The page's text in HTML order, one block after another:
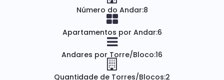
Número do Andar:8
Apartamentos por Andar:6
Andares por Torre/Bloco:16
Quantidade de Torres/Blocos:2